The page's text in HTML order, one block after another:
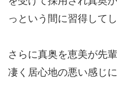
っという間に習得してし
さらに真奥を恵美が先
凄く居心地の悪い感じ